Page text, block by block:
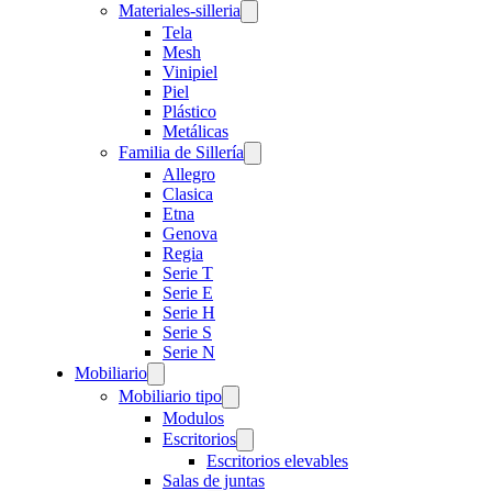
Materiales-silleria
Tela
Mesh
Vinipiel
Piel
Plástico
Metálicas
Familia de Sillería
Allegro
Clasica
Etna
Genova
Regia
Serie T
Serie E
Serie H
Serie S
Serie N
Mobiliario
Mobiliario tipo
Modulos
Escritorios
Escritorios elevables
Salas de juntas